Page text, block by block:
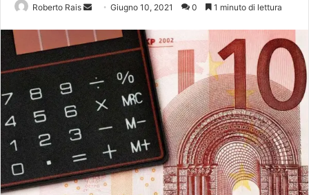
Roberto Rais
Invia Giugno 10, 2021 0 1 minuto di lettura